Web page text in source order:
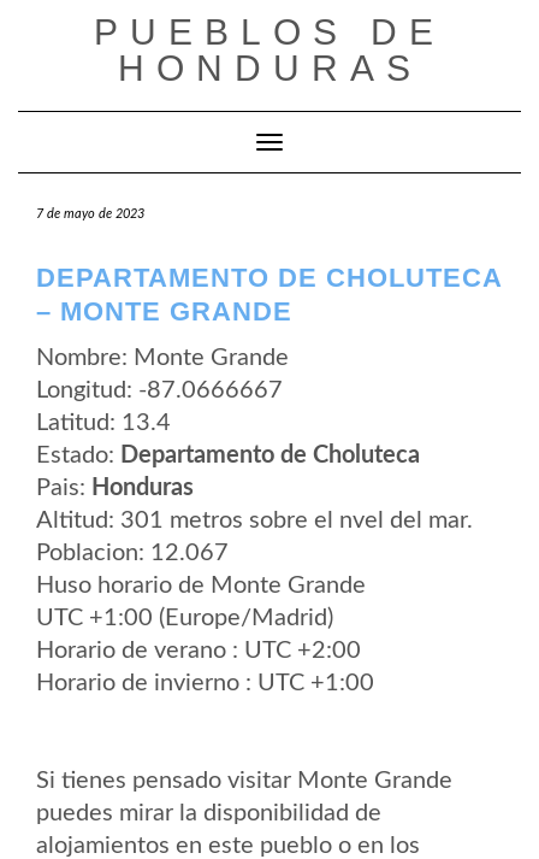
PUEBLOS DE
HONDURAS
Cambiar modo de navegación
7 de mayo de 2023
DEPARTAMENTO DE CHOLUTECA
– MONTE GRANDE
Nombre: Monte Grande
Longitud: -87.0666667
Latitud: 13.4
Estado: Departamento de Choluteca
Pais: Honduras
Altitud: 301 metros sobre el nvel del mar.
Poblacion: 12.067
Huso horario de Monte Grande
UTC +1:00 (Europe/Madrid)
Horario de verano : UTC +2:00
Horario de invierno : UTC +1:00
Si tienes pensado visitar Monte Grande
puedes mirar la disponibilidad de
alojamientos en este pueblo o en los